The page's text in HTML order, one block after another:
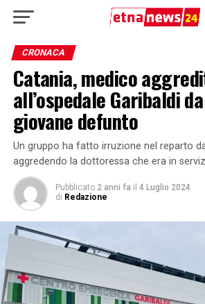
CRONACA
Catania, medico
all’ospedale Garibaldi
giovane defunto
Un gruppo ha fatto irruzione nel reparto
aggredendo la dottoressa che era in
Pubblicato 2 anni fa il 4 Luglio 2024
di Redazione